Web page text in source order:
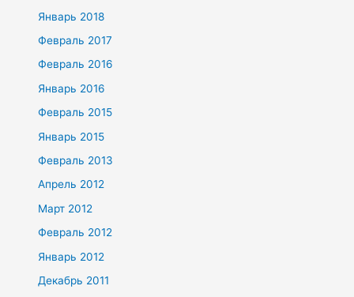
Январь 2018
Февраль 2017
Февраль 2016
Январь 2016
Февраль 2015
Январь 2015
Февраль 2013
Апрель 2012
Март 2012
Февраль 2012
Январь 2012
Декабрь 2011